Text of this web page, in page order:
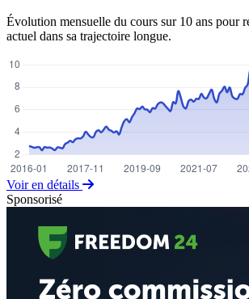
Évolution mensuelle du cours sur 10 ans pour
actuel dans sa trajectoire longue.
Voir en détails
Sponsorisé